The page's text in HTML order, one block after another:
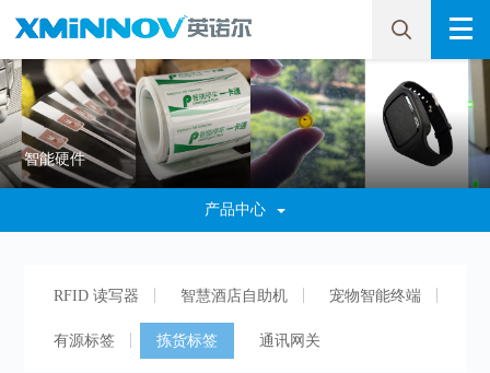
智能硬件
产品中心
RFID 读写器 智慧酒店自助机 宠物智能终端
有源标签 拣货标签 通讯网关